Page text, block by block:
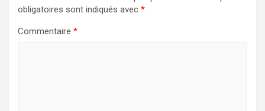
obligatoires sont indiqués avec *
Commentaire *